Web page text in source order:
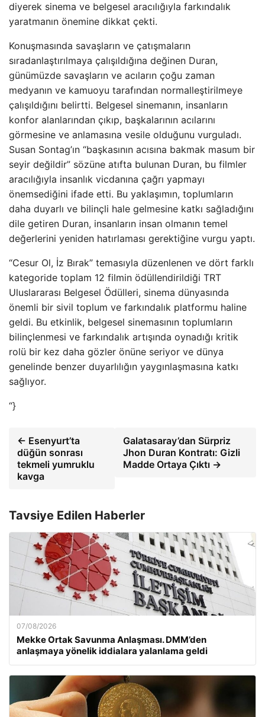
diyerek sinema ve belgesel aracılığıyla farkındalık
yaratmanın önemine dikkat çekti.
Konuşmasında savaşların ve çatışmaların
sıradanlaştırılmaya çalışıldığına değinen Duran,
günümüzde savaşların ve acıların çoğu zaman
medyanın ve kamuoyu tarafından normalleştirilmeye
çalışıldığını belirtti. Belgesel sinemanın, insanların
konfor alanlarından çıkıp, başkalarının acılarını
görmesine ve anlamasına vesile olduğunu vurguladı.
Susan Sontag’ın “başkasının acısına bakmak masum bir
seyir değildir” sözüne atıfta bulunan Duran, bu filmler
aracılığıyla insanlık vicdanına çağrı yapmayı
önemsediğini ifade etti. Bu yaklaşımın, toplumların
daha duyarlı ve bilinçli hale gelmesine katkı sağladığını
dile getiren Duran, insanların insan olmanın temel
değerlerini yeniden hatırlaması gerektiğine vurgu yaptı.
“Cesur Ol, İz Bırak” temasıyla düzenlenen ve dört farklı
kategoride toplam 12 filmin ödüllendirildiği TRT
Uluslararası Belgesel Ödülleri, sinema dünyasında
önemli bir sivil toplum ve farkındalık platformu haline
geldi. Bu etkinlik, belgesel sinemasının toplumların
bilinçlenmesi ve farkındalık artışında oynadığı kritik
rolü bir kez daha gözler önüne seriyor ve dünya
genelinde benzer duyarlılığın yaygınlaşmasına katkı
sağlıyor.
“}
← Esenyurt’ta
düğün sonrası
tekmeli yumruklu
kavga
Galatasaray’dan Sürpriz
Jhon Duran Kontratı: Gizli
Madde Ortaya Çıktı →
Tavsiye Edilen Haberler
07/08/2026
Mekke Ortak Savunma Anlaşması. DMM’den
anlaşmaya yönelik iddialara yalanlama geldi